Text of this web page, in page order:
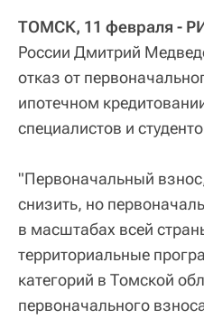
ТОМСК, 11 февраля -
России Дмитрий
отказ от
ипотечном
специалистов и
"Первоначальный
снизить, но
в масштабах всей
территориальные
категорий в Томской
первоначального